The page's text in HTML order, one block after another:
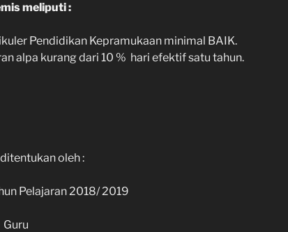
meliputi :
Pendidikan Kepramukaan minimal BAIK.
alpa kurang dari 10 % hari efektif satu tahun.
oleh :
Pelajaran 2018/ 2019